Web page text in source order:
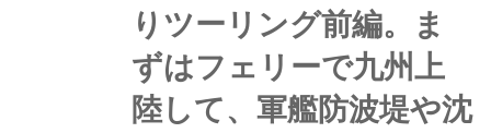
りツーリング前編。ま
ずはフェリーで九州上
陸して、軍艦防波堤や沈